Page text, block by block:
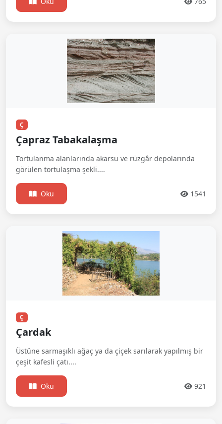
Ç
Çapraz Tabakalaşma
Tortulanma alanlarında akarsu ve rüzgâr depolarında
görülen tortulaşma şekli....
Oku 1541
Ç
Çardak
Üstüne sarmaşıklı ağaç ya da çiçek sarılarak yapılmış bir
çeşit kafesli çatı....
Oku 921